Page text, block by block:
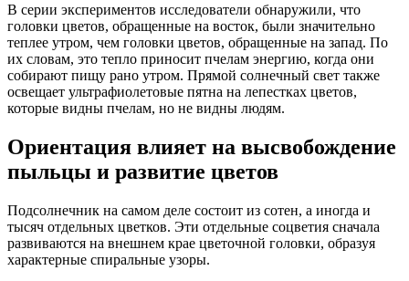
В серии экспериментов исследователи обнаружили, что
головки цветов, обращенные на восток, были значительно
теплее утром, чем головки цветов, обращенные на запад. По
их словам, это тепло приносит пчелам энергию, когда они
собирают пищу рано утром. Прямой солнечный свет также
освещает ультрафиолетовые пятна на лепестках цветов,
которые видны пчелам, но не видны людям.
Ориентация влияет на высвобождение
пыльцы и развитие цветов
Подсолнечник на самом деле состоит из сотен, а иногда и
тысяч отдельных цветков. Эти отдельные соцветия сначала
развиваются на внешнем крае цветочной головки, образуя
характерные спиральные узоры.